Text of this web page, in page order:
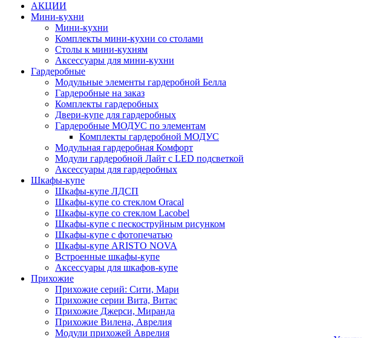
АКЦИИ
Мини-кухни
Мини-кухни
Комплекты мини-кухни со столами
Столы к мини-кухням
Аксессуары для мини-кухни
Гардеробные
Модульные элементы гардеробной Белла
Гардеробные на заказ
Комплекты гардеробных
Двери-купе для гардеробных
Гардеробные МОДУС по элементам
Комплекты гардеробной МОДУС
Модульная гардеробная Комфорт
Модули гардеробной Лайт с LED подсветкой
Аксессуары для гардеробных
Шкафы-купе
Шкафы-купе ЛДСП
Шкафы-купе со стеклом Oracal
Шкафы-купе со стеклом Lacobel
Шкафы-купе с пескоструйным рисунком
Шкафы-купе с фотопечатью
Шкафы-купе ARISTO NOVA
Встроенные шкафы-купе
Аксессуары для шкафов-купе
Прихожие
Прихожие серий: Сити, Мари
Прихожие серии Вита, Витас
Прихожие Джерси, Миранда
Прихожие Вилена, Аврелия
Модули прихожей Аврелия